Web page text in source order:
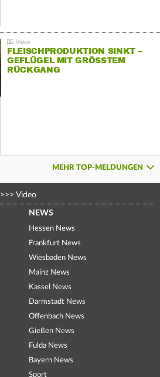
FLEISCHPRODUKTION SINKT –
GEFLÜGEL MIT GRÖSSTEM R
ÜCKGANG
MEHR TOP-MELDUNGEN
>>> Video
NEWS
Hessen News
Frankfurt News
Wiesbaden News
Mainz News
Kassel News
Darmstadt News
Offenbach News
Gießen News
Fulda News
Bayern News
Sport